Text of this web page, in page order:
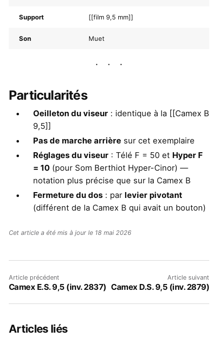
Support [[film 9,5 mm]]
Son Muet
Particularités
Oeilleton du viseur: identique à la [[Camex B
9,5]]
Pas de marche arrièresur cet exemplaire
Réglages du viseur: Télé F = 50 et Hyper F
= 10(pour Som Berthiot Hyper-Cinor) —
notation plus précise que sur la Camex B
Fermeture du dos: par levier pivotant
(différent de la Camex B qui avait un bouton)
Cet article a été mis à jour le 18 mai 2026
Article précédent
Camex E.S. 9,5 (inv. 2837)
Article suivant
Camex D.S. 9,5 (inv. 2879)
Articles liés